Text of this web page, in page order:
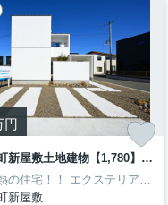
円
西条市小松町新屋敷土地建物【1,780】59.83坪 27.05坪
の住宅！！
エクステリア工事込み♪リビングエアコン込み♪
新屋敷